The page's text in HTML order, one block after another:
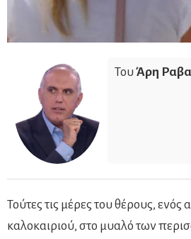
Του Άρη
Τούτες τις μέρες του θέρους, ενός
καλοκαιριού, στο μυαλό των